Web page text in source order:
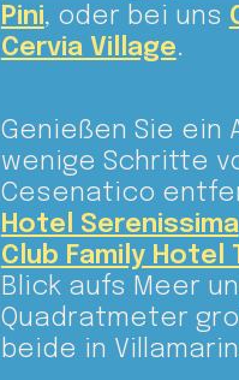
Pini, oder bei uns
Cervia Village.
Genießen Sie ein
wenige Schritte
Cesenatico
Hotel Serenissima
Club Family Hotel
Blick aufs Meer
Quadratmeter
beide in